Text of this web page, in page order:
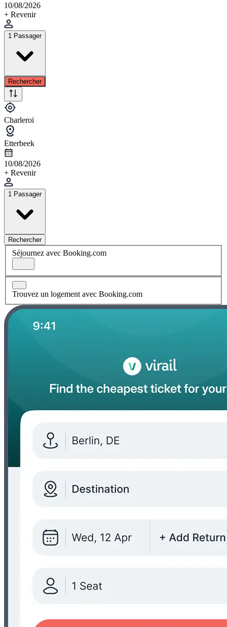
10/08/2026
+ Revenir
1 Passager
Rechercher
Charleroi
Etterbeek
10/08/2026
+ Revenir
1 Passager
Rechercher
Séjournez avec Booking.com
Trouvez un logement avec Booking.com